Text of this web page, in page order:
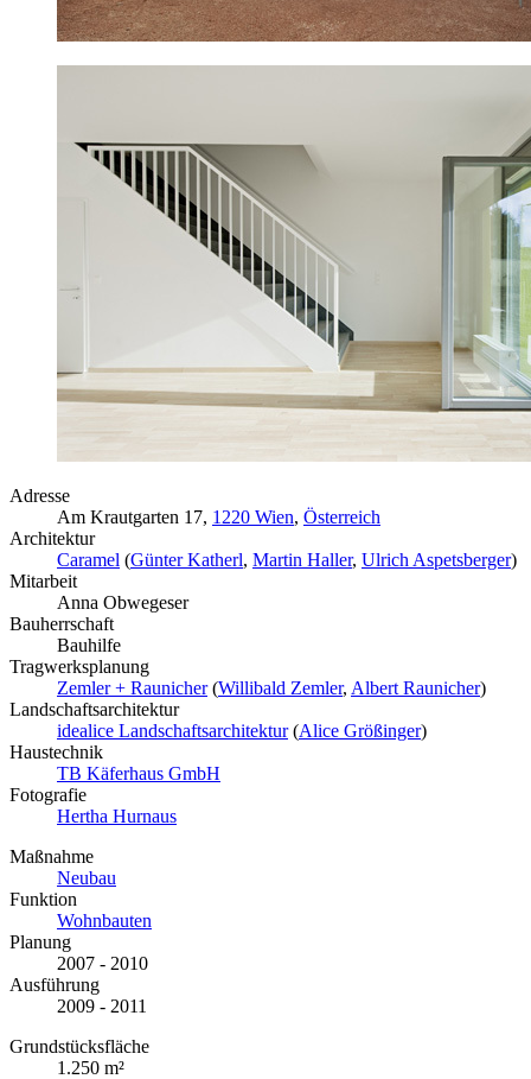
Adresse
Am Krautgarten 17, 1220 Wien, Österreich
Architektur
Caramel (Günter Katherl, Martin Haller, Ulrich Aspetsberger)
Mitarbeit
Anna Obwegeser
Bauherrschaft
Bauhilfe
Tragwerksplanung
Zemler + Raunicher(Willibald Zemler, Albert Raunicher)
Landschaftsarchitektur
idealice Landschaftsarchitektur(Alice Größinger)
Haustechnik
TB Käferhaus GmbH
Fotografie
Hertha Hurnaus
Maßnahme
Neubau
Funktion
Wohnbauten
Planung
2007 - 2010
Ausführung
2009 - 2011
Grundstücksfläche
1.250 m²